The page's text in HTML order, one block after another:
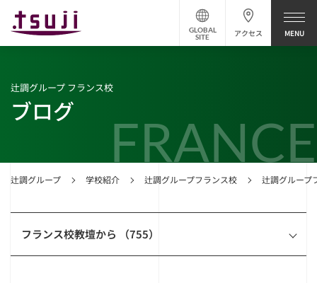
アクセス
GLOBAL
SITE
FRANCE
辻調グループ 学校紹介 辻調グループフランス校 辻調グループ
辻調グループ フランス校
ブログ
フランス校教壇から （755）